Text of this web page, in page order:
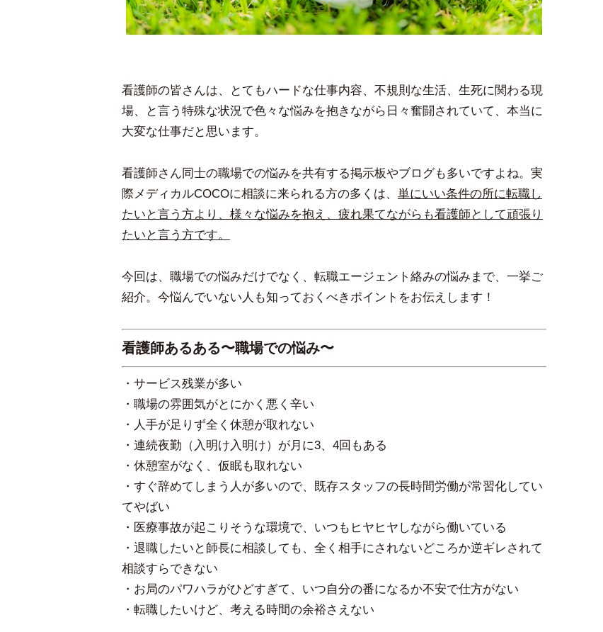
看護師の皆さんは、とてもハードな仕事内容、不規則な生活、生死に関わる現
場、と言う特殊な状況で色々な悩みを抱きながら日々奮闘されていて、本当に
大変な仕事だと思います。
看護師さん同士の職場での悩みを共有する掲示板やブログも多いですよね。実
際メディカルCOCOに相談に来られる方の多くは、 単にいい条件の所に転職し
たいと言う方より、様々な悩みを抱え、疲れ果てながらも看護師として頑張り
たいと言う方です。
今回は、職場での悩みだけでなく、転職エージェント絡みの悩みまで、一挙ご
紹介。今悩んでいない人も知っておくべきポイントをお伝えします！
看護師あるある〜職場での悩み〜
・サービス残業が多い
・職場の雰囲気がとにかく悪く辛い
・人手が足りず全く休憩が取れない
・連続夜勤（入明け入明け）が月に3、4回もある
・休憩室がなく、仮眠も取れない
・すぐ辞めてしまう人が多いので、既存スタッフの長時間労働が常習化してい
てやばい
・医療事故が起こりそうな環境で、いつもヒヤヒヤしながら働いている
・退職したいと師長に相談しても、全く相手にされないどころか逆ギレされて
相談すらできない
・お局のパワハラがひどすぎて、いつ自分の番になるか不安で仕方がない
・転職したいけど、考える時間の余裕さえない